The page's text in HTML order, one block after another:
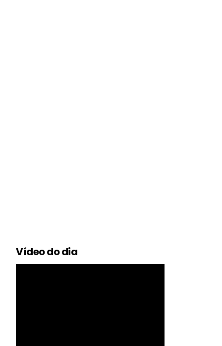
Vídeo do dia